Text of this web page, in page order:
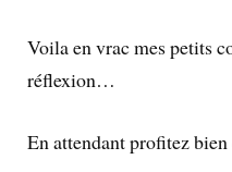
Voila en vrac mes petits
réflexion…
En attendant profitez